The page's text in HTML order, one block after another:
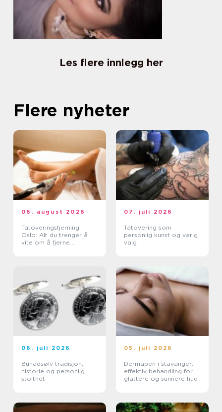
Les flere innlegg her
Flere nyheter
06. august 2026
Tatoveringsfjerning i
Oslo: Alt du trenger å
vite om å fjerne
07. juli 2026
Tatovering som
personlig kunst og varig
valg
06. juli 2026
Bunadsølv tradisjon,
historie og personlig
stolthet
05. juli 2026
Dermapen i stavanger:
effektiv behandling for
glattere og sunnere hud